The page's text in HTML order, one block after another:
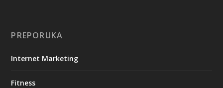
PREPORUKA
Internet Marketing
Fitness